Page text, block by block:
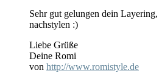
Sehr gut gelungen dein
nachstylen :)
Liebe Grüße
Deine Romi
von http://www.romistyle.de